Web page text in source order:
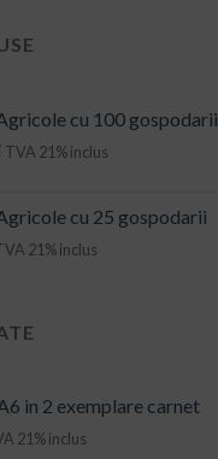
cu 100 gospodarii
TVA 21% inclus
cu 25 gospodarii
21% inclus
in 2 exemplare carnet
21% inclus